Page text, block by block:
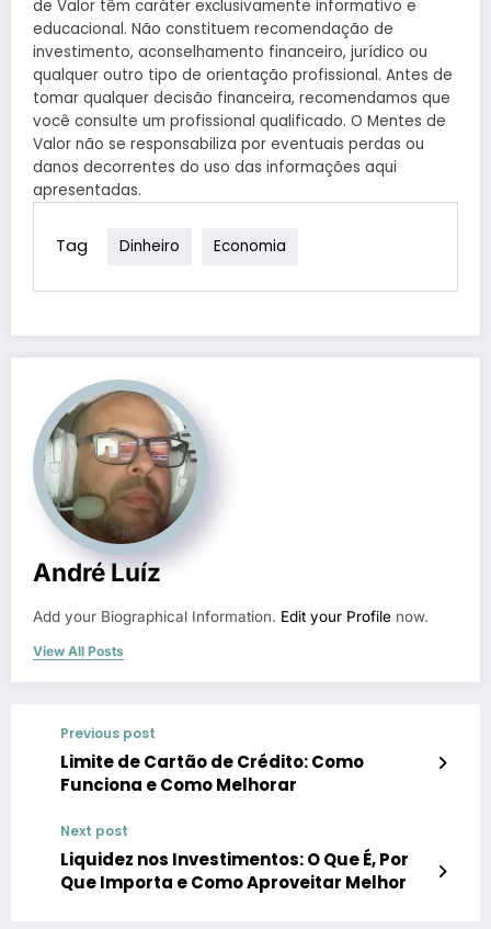
de Valor têm caráter exclusivamente informativo e
educacional. Não constituem recomendação de
investimento, aconselhamento financeiro, jurídico ou
qualquer outro tipo de orientação profissional. Antes de
tomar qualquer decisão financeira, recomendamos que
você consulte um profissional qualificado. O Mentes de
Valor não se responsabiliza por eventuais perdas ou
danos decorrentes do uso das informações aqui
apresentadas.
Tag Dinheiro Economia
André Luíz
Add your Biographical Information. Edit your Profile now.
View All Posts
Previous post
Limite de Cartão de Crédito: Como
Funciona e Como Melhorar
Next post
Liquidez nos Investimentos: O Que É, Por
Que Importa e Como Aproveitar Melhor